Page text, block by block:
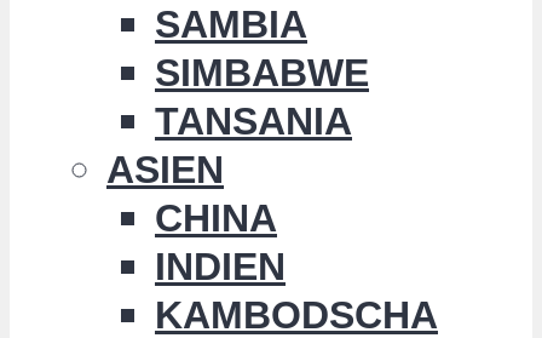
SAMBIA
SIMBABWE
TANSANIA
ASIEN
CHINA
INDIEN
KAMBODSCHA